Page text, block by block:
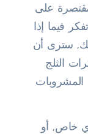
على
إذا كنت تفكر فيما إذا
سترى أن
الثلج
خاص, أو